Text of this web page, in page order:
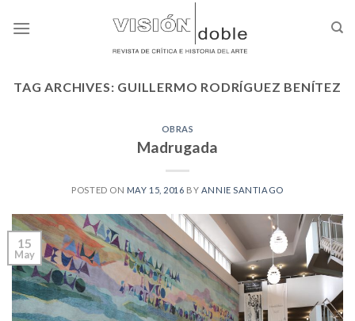
TAG ARCHIVES: GUILLERMO RODRÍGUEZ BENÍTEZ
OBRAS
Madrugada
POSTED ON MAY 15, 2016 BY ANNIE SANTIAGO
15
May